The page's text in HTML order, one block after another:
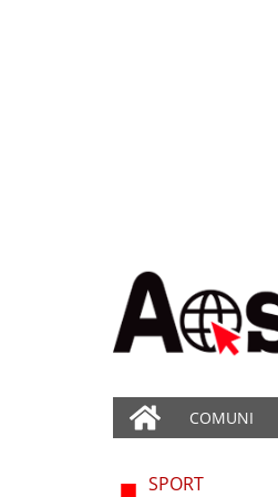
COMUNI
SPORT